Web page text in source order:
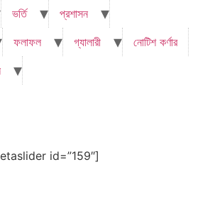
ভর্তি
প্রশাসন
ফলাফল গ্যালারী
নোটিশ কর্ণার
id=”159″]